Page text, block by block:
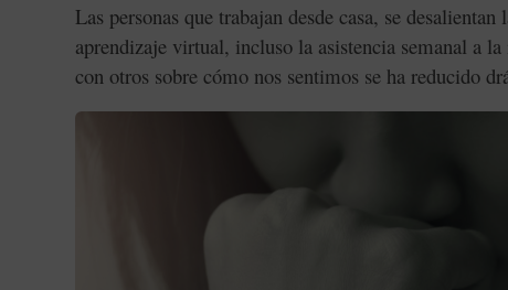
Las personas que trabajan desde casa, se
aprendizaje virtual, incluso la asistencia semanal a
con otros sobre cómo nos sentimos se ha reducido